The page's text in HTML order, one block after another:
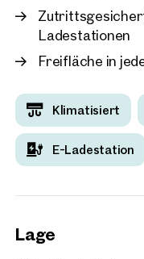
Ladestationen
Freifläche in
Klimatisiert
E-Ladestation
Lage